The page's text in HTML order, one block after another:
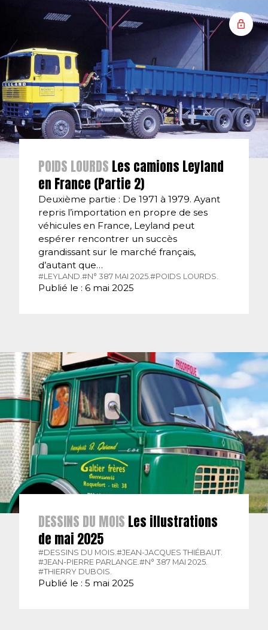
POIDS LOURDS Les camions Leyland
en France (Partie 2)
Deuxième partie : De 1971 à 1979. Ayant
repris l’importation en propre de ses
véhicules en France, Leyland peut
espérer rencontrer un succès
grandissant sur le marché français,
d’autant que…
#LEYLAND. #N° 387 MAI 2025. #POIDS LOURDS.
Publié le : 6 mai 2025
DESSINS DU MOIS Les illustrations
de mai 2025
#DESSINS DU MOIS. #JEAN-JACQUES THIÉBAUT.
#JEAN-PIERRE PARLANGE. #N° 387 MAI 2025.
#THIERRY DUBOIS.
Publié le : 5 mai 2025